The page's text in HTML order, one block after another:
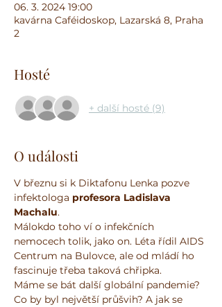
06. 3. 2024 19:00
kavárna Caféidoskop, Lazarská 8, Praha
2
Hosté
+ další hosté (9)
O události
V březnu si k Diktafonu Lenka pozve
infektologa profesora Ladislava
Machalu.
Málokdo toho ví o infekčních
nemocech tolik, jako on. Léta řídil AIDS
Centrum na Bulovce, ale od mládí ho
fascinuje třeba taková chřipka.
Máme se bát další globální pandemie?
Co by byl největší průšvih? A jak se